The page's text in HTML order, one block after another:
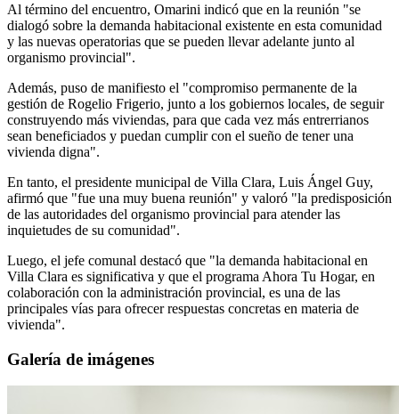
Al término del encuentro, Omarini indicó que en la reunión "se
dialogó sobre la demanda habitacional existente en esta comunidad
y las nuevas operatorias que se pueden llevar adelante junto al
organismo provincial".
Además, puso de manifiesto el "compromiso permanente de la
gestión de Rogelio Frigerio, junto a los gobiernos locales, de seguir
construyendo más viviendas, para que cada vez más entrerrianos
sean beneficiados y puedan cumplir con el sueño de tener una
vivienda digna".
En tanto, el presidente municipal de Villa Clara, Luis Ángel Guy,
afirmó que "fue una muy buena reunión" y valoró "la predisposición
de las autoridades del organismo provincial para atender las
inquietudes de su comunidad".
Luego, el jefe comunal destacó que "la demanda habitacional en
Villa Clara es significativa y que el programa Ahora Tu Hogar, en
colaboración con la administración provincial, es una de las
principales vías para ofrecer respuestas concretas en materia de
vivienda".
Galería de imágenes